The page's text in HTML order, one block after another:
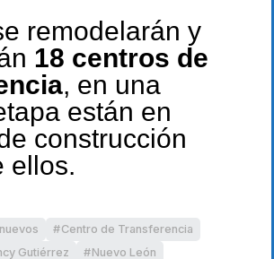
remodelarán y
18 centros de
, en una
están en
construcción
ellos.
Centro de Transferencia
Gutiérrez Nuevo León